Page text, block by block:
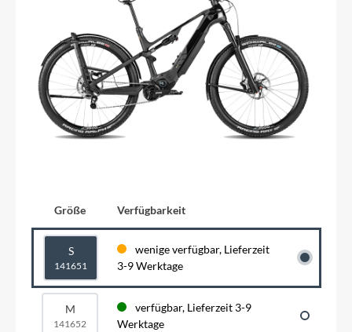
Größe Verfügbarkeit
S
141651
wenige verfügbar, Lieferzeit
3-9 Werktage
M
141652
verfügbar, Lieferzeit 3-9
Werktage